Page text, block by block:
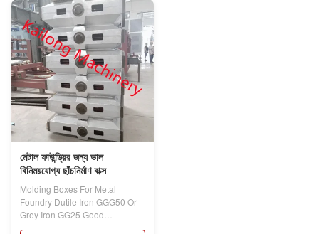
মেটাল ফাউন্ড্রির জন্য ভাল
বিনিময়যোগ্য ছাঁচনির্মাণ বাক্স
Molding Boxes For Metal
Foundry Dutile Iron GGG50 Or
Grey Iron GG25 Good
Interchangeability...